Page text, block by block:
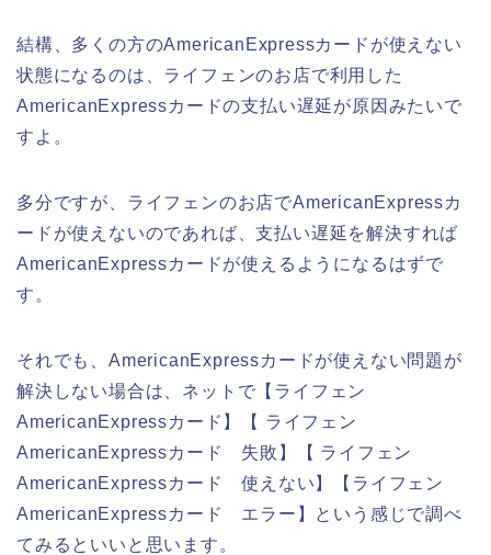
結構、多くの方のAmericanExpressカードが使えない
状態になるのは、ライフェンのお店で利用した
AmericanExpressカードの支払い遅延が原因みたいで
すよ。
多分ですが、ライフェンのお店でAmericanExpressカ
ードが使えないのであれば、支払い遅延を解決すれば
AmericanExpressカードが使えるようになるはずで
す。
それでも、AmericanExpressカードが使えない問題が
解決しない場合は、ネットで【ライフェン
AmericanExpressカード】【 ライフェン
AmericanExpressカード 失敗】【 ライフェン
AmericanExpressカード 使えない】【ライフェン
AmericanExpressカード エラー】という感じで調べ
てみるといいと思います。